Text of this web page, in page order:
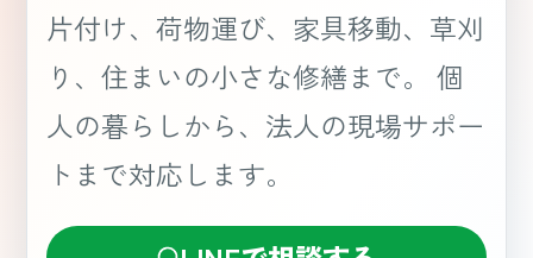
片付け、荷物運び、家具移動、草刈
り、住まいの小さな修繕まで。 個
人の暮らしから、法人の現場サポー
トまで対応します。